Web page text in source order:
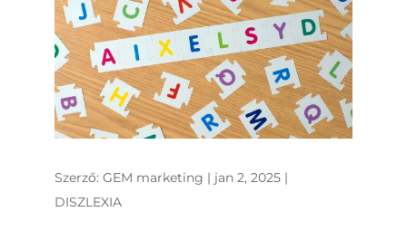
Szerző: GEM marketing | jan 2, 2025|
DISZLEXIA